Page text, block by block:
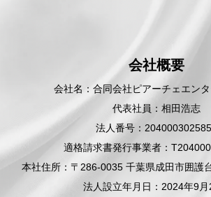
会社概要
会社名：合同会社ピアーチェエン
代表社員：相田浩志
法人番号：
適格請求書発行事業者：
本社住所：〒286-0035 千葉県成田市囲護
法人設立年月日：2024年9月